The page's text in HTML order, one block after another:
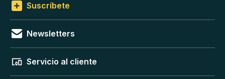
Suscríbete
Newsletters
Servicio al cliente